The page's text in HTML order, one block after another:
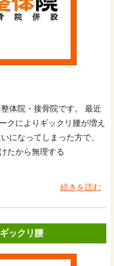
体院・接骨院です。 最近
クによりギックリ腰が増え
になってしまった方で、
たから無理する
続きを読む
ックリ腰